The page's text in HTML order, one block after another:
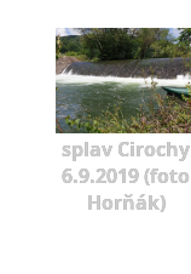
splav Cirochy
6.9.2019 (foto
Horňák)